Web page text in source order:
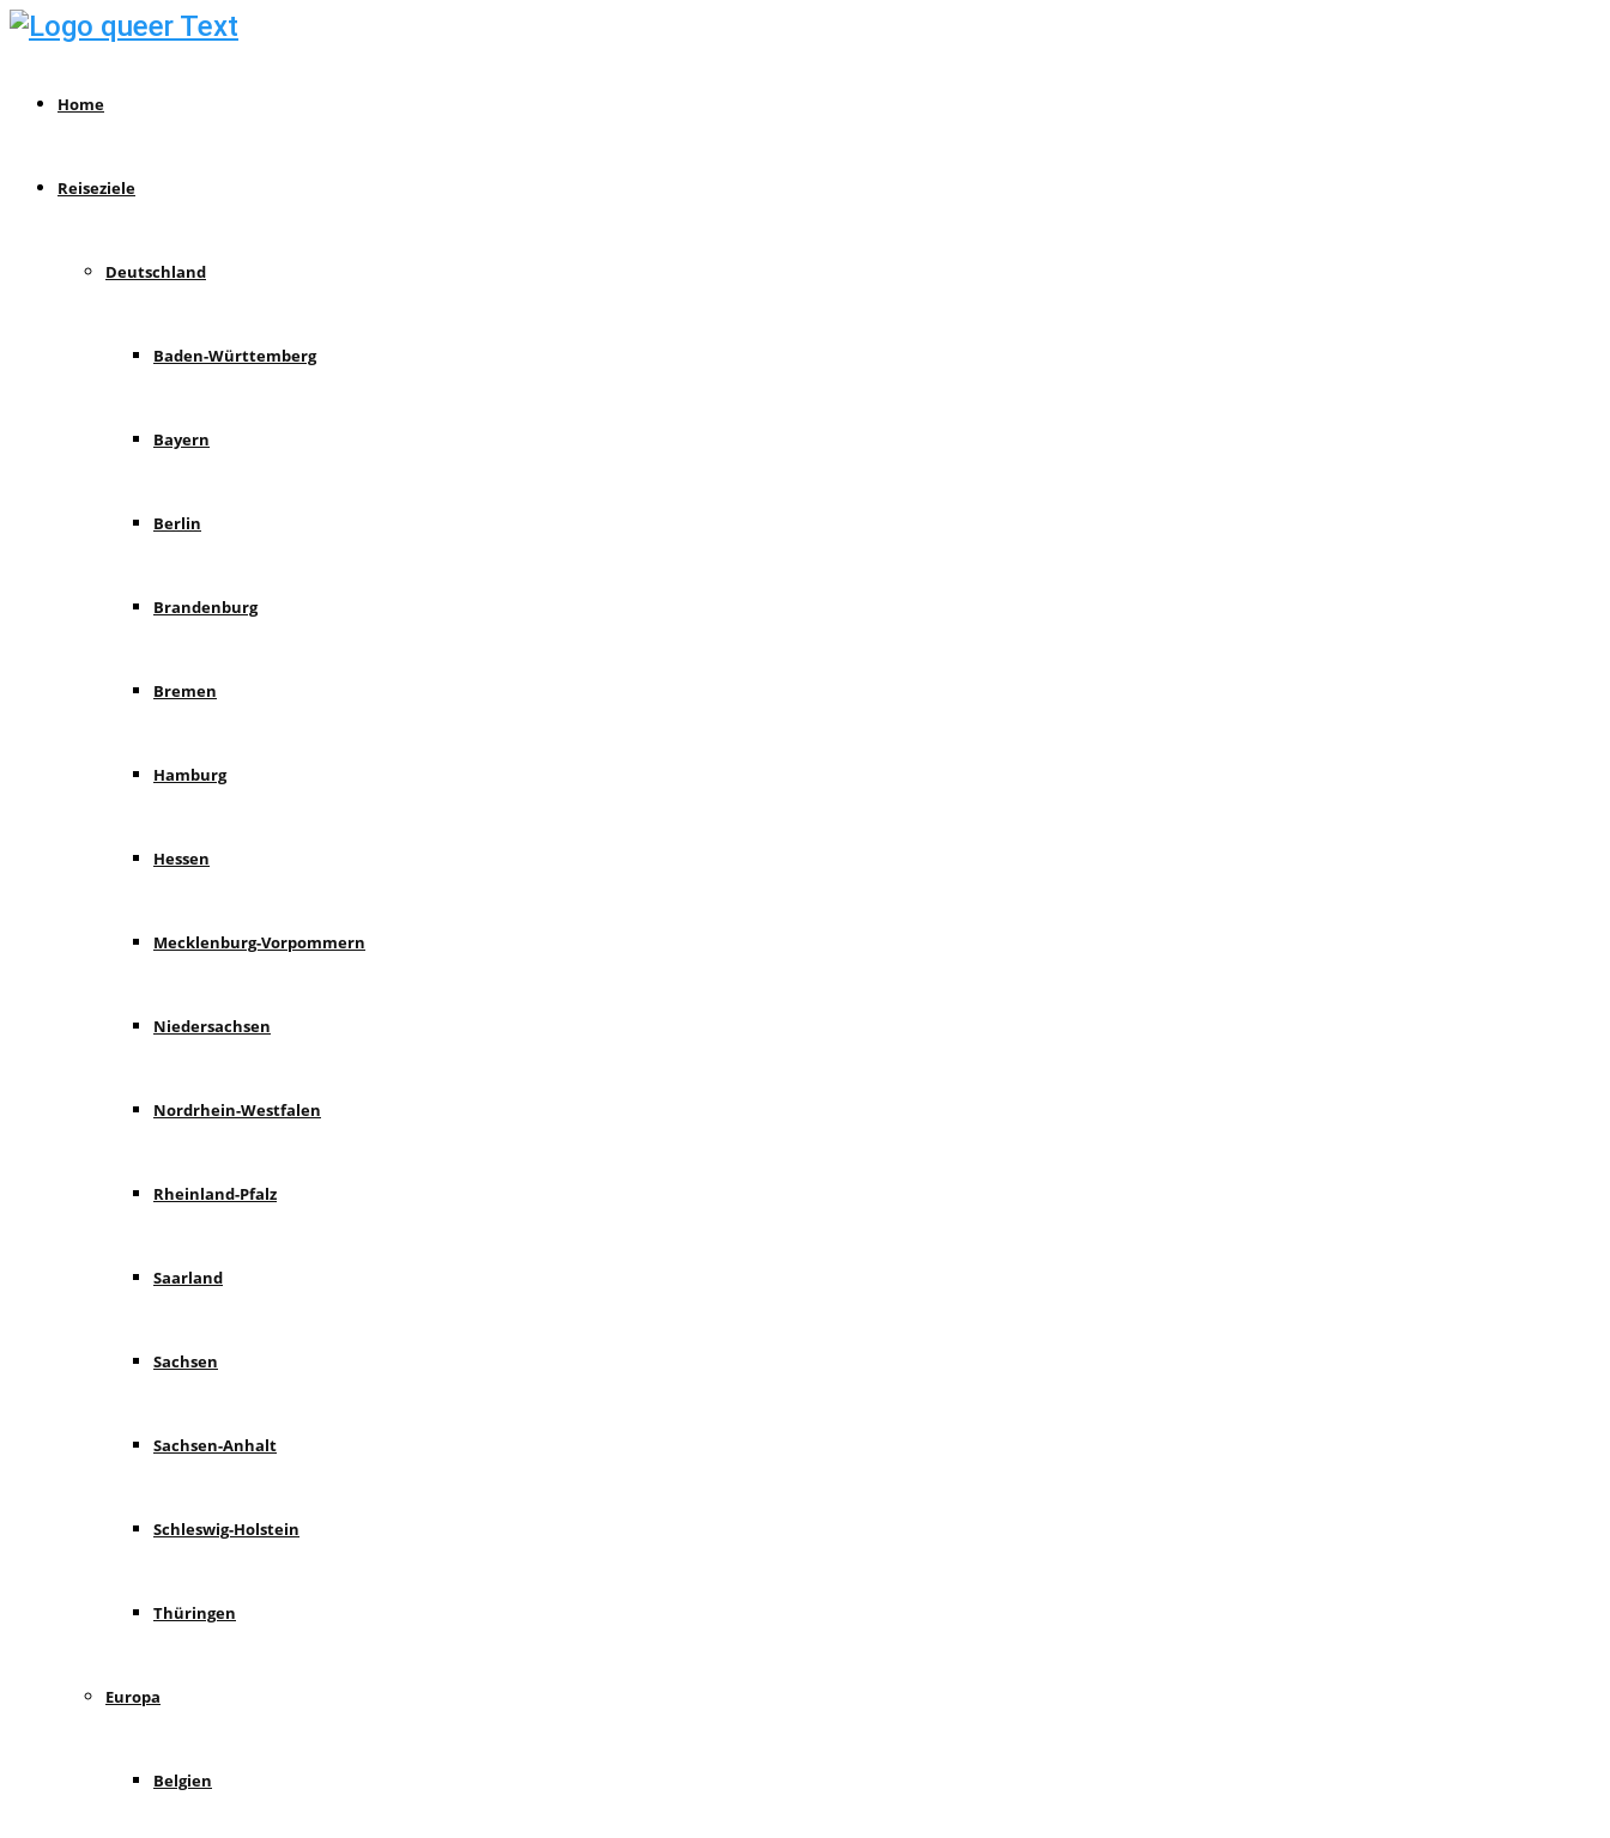
Home
Reiseziele
Deutschland
Baden-Württemberg
Bayern
Berlin
Brandenburg
Bremen
Hamburg
Hessen
Mecklenburg-Vorpommern
Niedersachsen
Nordrhein-Westfalen
Rheinland-Pfalz
Saarland
Sachsen
Sachsen-Anhalt
Schleswig-Holstein
Thüringen
Europa
Belgien